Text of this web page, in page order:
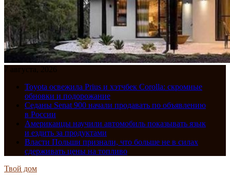
7 августа, 2026
Toyota освежила Prius и хэтчбек Corolla: скромные
обновки и подорожание
Седаны Senat 900 начали продавать по объявлению
в России
Американцы научили автомобиль показывать язык
и ездить за продуктами
Власти Польши признали, что больше не в силах
сдерживать цены на топливо
Твой дом